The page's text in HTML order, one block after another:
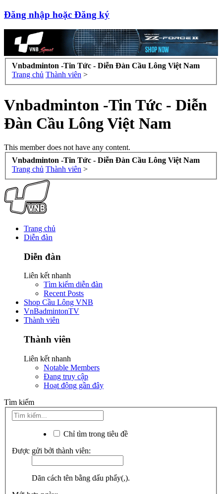
Đăng nhập hoặc Đăng ký
Vnbadminton -Tin Tức - Diễn Đàn Cầu Lông Việt Nam
Trang chủ Thành viên >
Vnbadminton -Tin Tức - Diễn
Đàn Cầu Lông Việt Nam
This member does not have any content.
Vnbadminton -Tin Tức - Diễn Đàn Cầu Lông Việt Nam
Trang chủ Thành viên >
Trang chủ
Diễn đàn
Diễn đàn
Liên kết nhanh
Tìm kiếm diễn đàn
Recent Posts
Shop Cầu Lông VNB
VnBadmintonTV
Thành viên
Thành viên
Liên kết nhanh
Notable Members
Đang truy cập
Hoạt động gần đây
Tìm kiếm
Chỉ tìm trong tiêu đề
Được gửi bởi thành viên:
Dãn cách tên bằng dấu phẩy(,).